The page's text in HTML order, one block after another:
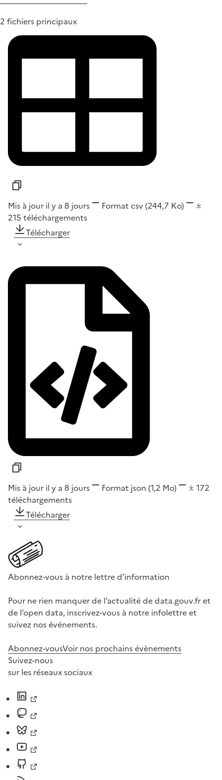
2 fichiers principaux
Mis à jour il y a 8 jours Format csv(244,7 Ko)
215 téléchargements
Télécharger
Mis à jour il y a 8 jours Format json (1,2 Mo)
172
téléchargements
Télécharger
Abonnez-vous à notre lettre d'information
Pour ne rien manquer de l’actualité de data.gouv.fr et
de l’open data, inscrivez-vous à notre infolettre et
suivez nos événements.
Abonnez-vousVoir nos prochains évènements
Suivez-nous
sur les réseaux sociaux